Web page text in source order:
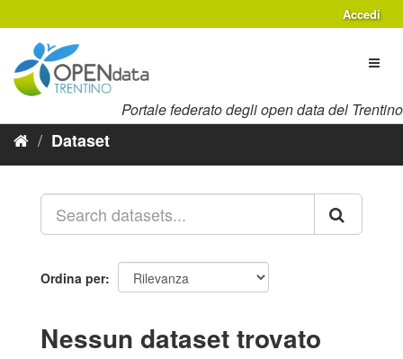
al
contenuto
Accedi
Portale federato degli open data del Trentino
Dataset
Ordina per
Nessun dataset trovato